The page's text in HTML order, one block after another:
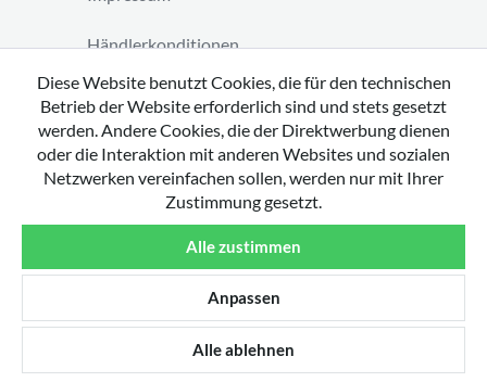
Händlerkonditionen
Vertrag widerrufen
Copyright 2026 by tavato GmbH
Diese Website benutzt Cookies, die für den technischen
Betrieb der Website erforderlich sind und stets gesetzt
werden. Andere Cookies, die der Direktwerbung dienen
oder die Interaktion mit anderen Websites und sozialen
Netzwerken vereinfachen sollen, werden nur mit Ihrer
Zustimmung gesetzt.